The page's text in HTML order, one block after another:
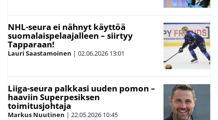
NHL-seura ei nähnyt käyttöä
suomalaispelaajalleen – siirtyy
Tapparaan!
Lauri Saastamoinen | 02.06.2026 13:01
Liiga-seura palkkasi uuden pomon –
haaviin Superpesiksen
toimitusjohtaja
Markus Nuutinen | 22.05.2026 10:45